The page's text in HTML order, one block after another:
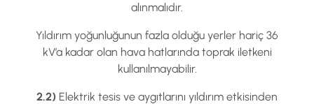
alınmalıdır.
Yıldırım yoğunluğunun fazla olduğu yerler hariç 36
kV’a kadar olan hava hatlarında toprak iletkeni
kullanılmayabilir.
2.2) Elektrik tesis ve aygıtlarını yıldırım etkisinden